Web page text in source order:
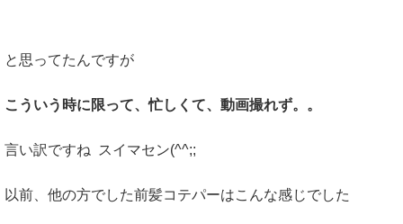
と思ってたんですが
こういう時に限って、忙しくて、動画撮れず。。
言い訳ですね スイマセン(^^;;
以前、他の方でした前髪コテパーはこんな感じでした